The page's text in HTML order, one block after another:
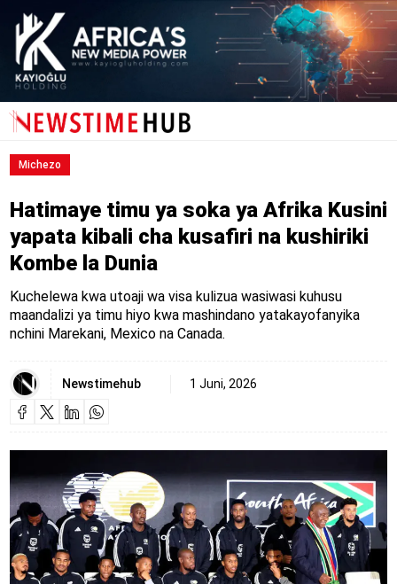
Michezo
Hatimaye timu ya soka ya Afrika Kusini
yapata kibali cha kusafiri na kushiriki
Kombe la Dunia
Kuchelewa kwa utoaji wa visa kulizua wasiwasi kuhusu
maandalizi ya timu hiyo kwa mashindano yatakayofanyika
nchini Marekani, Mexico na Canada.
Newstimehub 1 Juni, 2026